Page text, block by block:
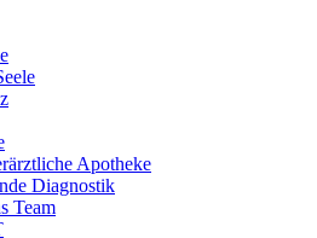
Apotheke
Diagnostik
Team